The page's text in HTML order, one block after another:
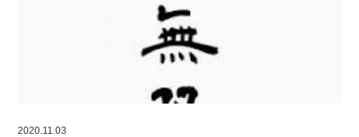
2020.11.03